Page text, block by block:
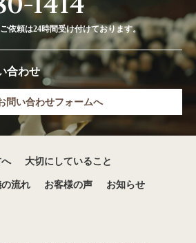
依頼は24時間受け付けております。
合わせ
問い合わせフォームへ
大切にしていること
流れ お客様の声 お知らせ